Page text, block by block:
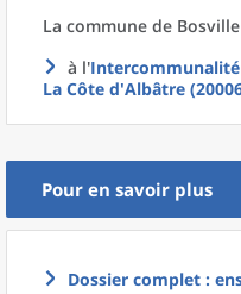
La commune de
à l'Intercommunalité
La Côte d'Albâtre
Pour en savoir plus
Dossier complet :